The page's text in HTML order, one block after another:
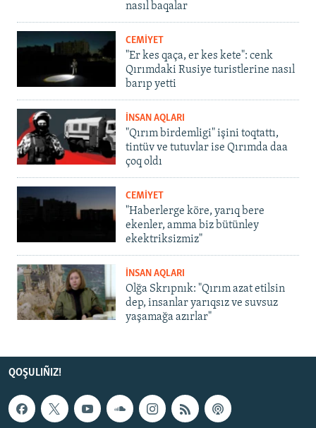
nasıl baqalar
CEMİYET
"Er kes qaça, er kes kete": cenk
Qırımdaki Rusiye turistlerine nasıl
barıp yetti
İNSAN AQLARI
"Qırım birdemligi" işini toqtattı,
tintüv ve tutuvlar ise Qırımda daa
çoq oldı
CEMİYET
"Haberlerge köre, yarıq bere
ekenler, amma biz bütünley
ekektriksizmiz"
İNSAN AQLARI
Olğa Skrıpnık: "Qırım azat etilsin
dep, insanlar yarıqsız ve suvsuz
yaşamağa azırlar"
QOŞULIÑIZ!